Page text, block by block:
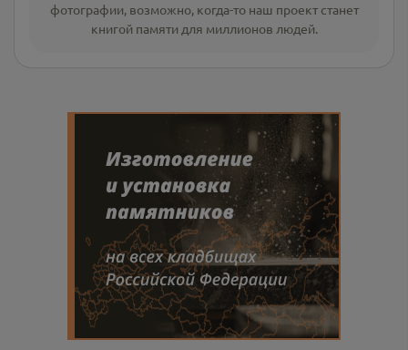
фотографии, возможно, когда-то наш проект станет
книгой памяти для миллионов людей.